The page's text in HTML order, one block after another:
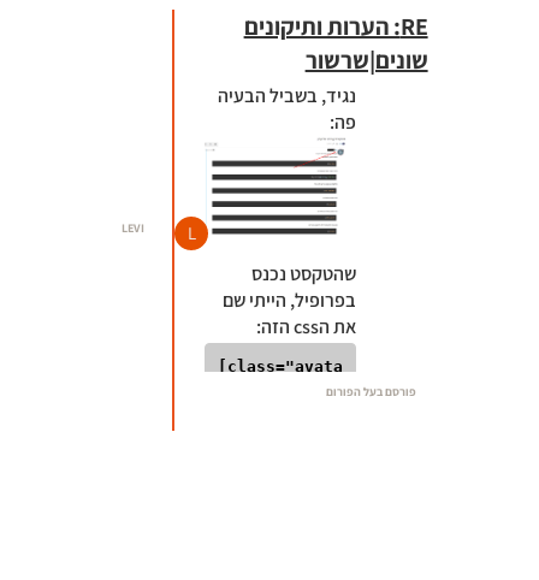
RE: הערות ותיקונים
שונים|שרשור
נגיד, בשביל הבעיה
פה:
שהטקסט נכנס
בפרופיל, הייתי שם
את הcss הזה:
[class="avata
r  avatar-sm2פורסם בעל הפורום
L
LEVI